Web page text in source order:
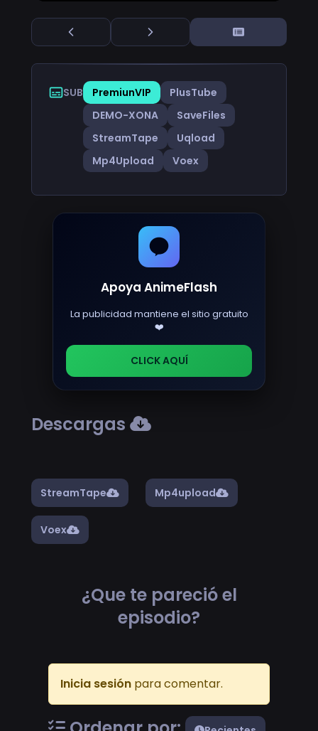
SUB PremiunVIP
PlusTube
DEMO-XONA
SaveFiles
StreamTape
Uqload
Mp4Upload
Voex
Apoya AnimeFlash
La publicidad mantiene el sitio gratuito
❤️
CLICK AQUÍ
Descargas
StreamTape Mp4upload
Voex
¿Que te pareció el
episodio?
Inicia sesión para comentar.